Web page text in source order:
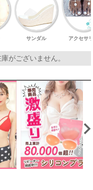
サンダル アクセサ
がございません。